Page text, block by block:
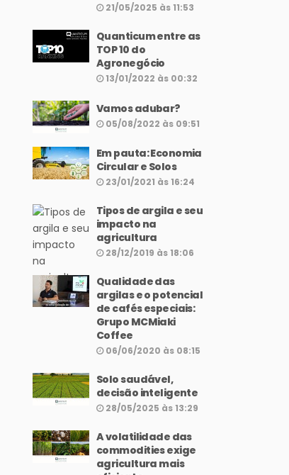
21/05/2025 às 11:53
Quanticum entre as
TOP 10 do
Agronegócio
13/01/2022 às 00:32
Vamos adubar?
05/08/2022 às 09:51
Em pauta: Economia
Circular e Solos
23/01/2021 às 16:24
Tipos de argila e seu
impacto na
agricultura
28/12/2019 às 18:06
Qualidade das
argilas e o potencial
de cafés especiais:
Grupo MCMiaki
Coffee
06/06/2020 às 08:15
Solo saudável,
decisão inteligente
28/05/2025 às 13:29
A volatilidade das
commodities exige
agricultura mais